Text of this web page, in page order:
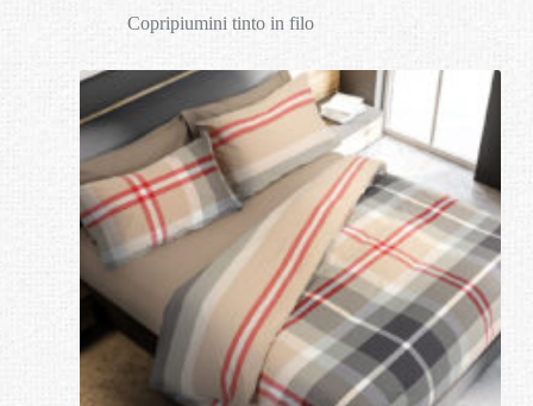
Copripiumini tinto in filo